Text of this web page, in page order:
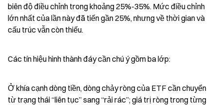
biên độ điều chỉnh trong khoảng 25%-35%. Mức điều chỉnh
lớn nhất của lần này đã tiến gần 25%, nhưng về thời gian và
cấu trúc vẫn còn thiếu.
Các tín hiệu hình thành đáy cần chú ý gồm ba lớp:
Ở khía cạnh dòng tiền, dòng chảy ròng của ETF cần chuyển
từ trạng thái “liên tục” sang “rải rác”; giá trị ròng trong từng